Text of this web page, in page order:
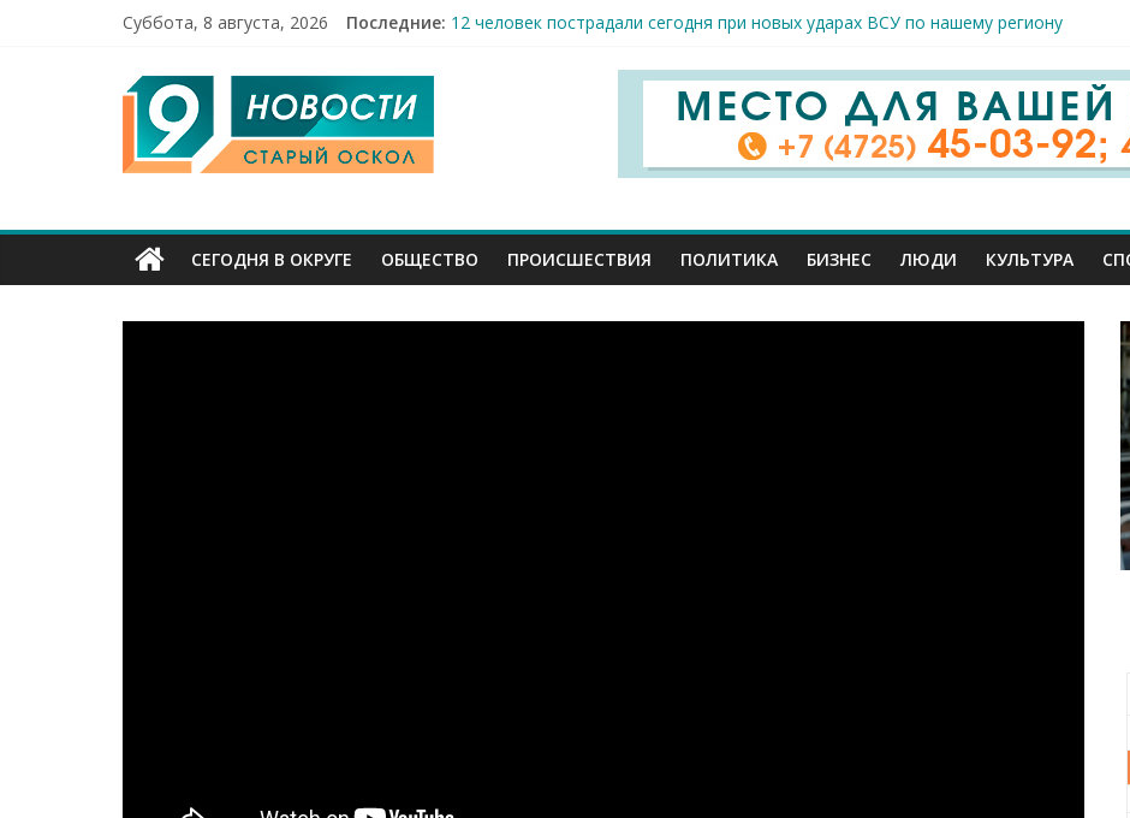
Суббота, 8 августа, 2026 Последние: 12 человек пострадали сегодня при новых ударах ВСУ по нашему региону
Строители принимают поздравления с профессиональным праздником
Праздник спорта и достижений: в Старом Осколе отметили День физкультурника
Бесплатная арт-мастерская открылась в Старом Осколе
9
Канал
Старый
Оскол
СЕГОДНЯ В ОКРУГЕ ОБЩЕСТВО ПРОИСШЕСТВИЯ ПОЛИТИКА БИЗНЕС ЛЮДИ КУЛЬТУРА